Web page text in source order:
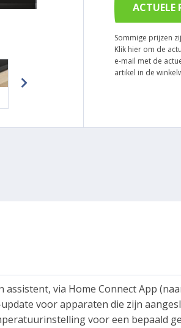
ACTUELE
Sommige prijzen
Klik hier om de
e-mail met de
artikel in de
assistent, via Home Connect App
voor apparaten die zijn
voor een bepaald